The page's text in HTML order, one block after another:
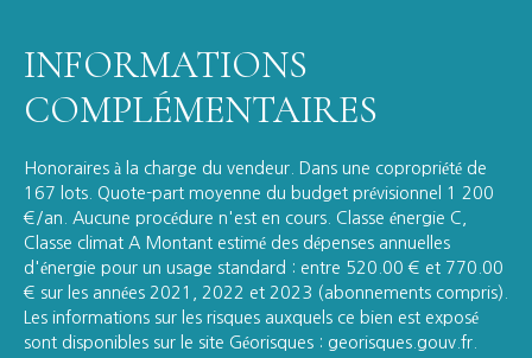
INFORMATIONS
COMPLÉMENTAIRES
Honoraires à la charge du vendeur. Dans une copropriété de
167 lots. Quote-part moyenne du budget prévisionnel 1 200
€/an. Aucune procédure n'est en cours. Classe énergie C,
Classe climat A Montant estimé des dépenses annuelles
d'énergie pour un usage standard : entre 520.00 € et 770.00
€ sur les années 2021, 2022 et 2023 (abonnements compris).
Les informations sur les risques auxquels ce bien est exposé
sont disponibles sur le site Géorisques : georisques.gouv.fr.